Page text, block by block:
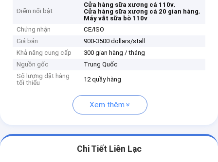
Điểm nổi bật
Cửa hàng sữa xương cá 110v,
Cửa hàng sữa xương cá 20 gian hàng,
Máy vắt sữa bò 110v
Chứng nhận
CE/ISO
Giá bán
900-3500 dollars/stall
Khả năng cung cấp
300 gian hàng / tháng
Nguồn gốc
Trung Quốc
Số lượng đặt hàng
tối thiểu
12 quầy hàng
Xem thêm
Chi Tiết Liên Lạc